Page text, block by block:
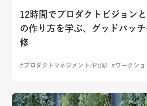
12時間でプロダクトビジョン
の作り方を学ぶ、グッドパッ
修
プロダクトマネジメント/PdM ワークショ